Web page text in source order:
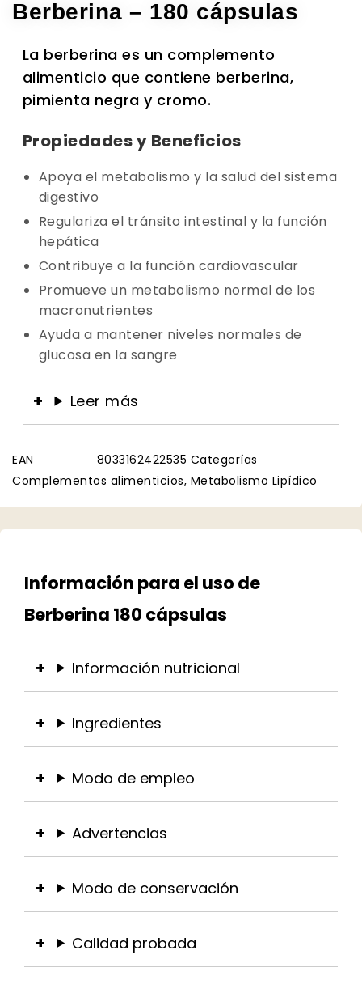
Berberina – 180 cápsulas
La berberina es un complemento
alimenticio que contiene berberina,
pimienta negra y cromo.
Propiedades y Beneficios
Apoya el metabolismo y la salud del sistema
digestivo
Regulariza el tránsito intestinal y la función
hepática
Contribuye a la función cardiovascular
Promueve un metabolismo normal de los
macronutrientes
Ayuda a mantener niveles normales de
glucosa en la sangre
Leer más
EAN 8033162422535 Categorías
Complementos alimenticios, Metabolismo Lipídico
Información para el uso de
Berberina 180 cápsulas
Información nutricional
Ingredientes
Modo de empleo
Advertencias
Modo de conservación
Calidad probada